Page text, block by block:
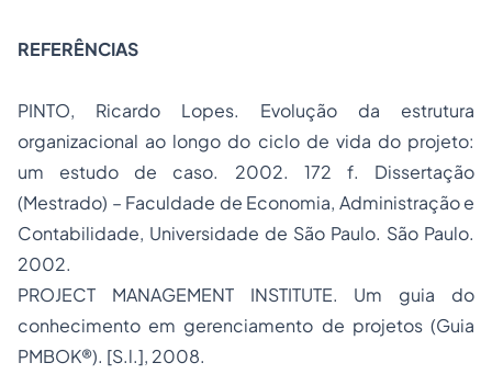
REFERÊNCIAS
PINTO, Ricardo Lopes. Evolução da estrutura
organizacional ao longo do ciclo de vida do projeto:
um estudo de caso. 2002. 172 f. Dissertação
(Mestrado) – Faculdade de Economia, Administração e
Contabilidade, Universidade de São Paulo. São Paulo.
2002.
PROJECT MANAGEMENT INSTITUTE. Um guia do
conhecimento em gerenciamento de projetos (Guia
PMBOK®). [S.l.], 2008.